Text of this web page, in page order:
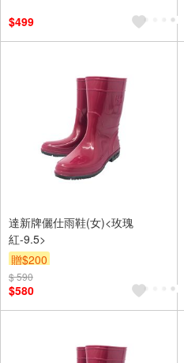
$499
達新牌儷仕雨鞋(女)<玫瑰
紅-9.5>
贈$200
$ 590
$580